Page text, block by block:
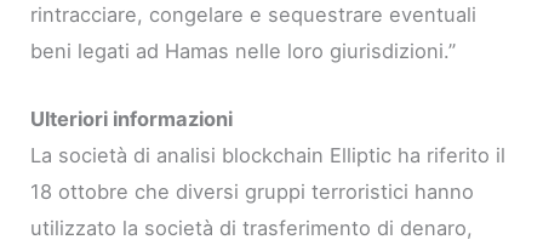
rintracciare, congelare e sequestrare eventuali
beni legati ad Hamas nelle loro giurisdizioni.”
Ulteriori informazioni
La società di analisi blockchain Elliptic ha riferito il
18 ottobre che diversi gruppi terroristici hanno
utilizzato la società di trasferimento di denaro,